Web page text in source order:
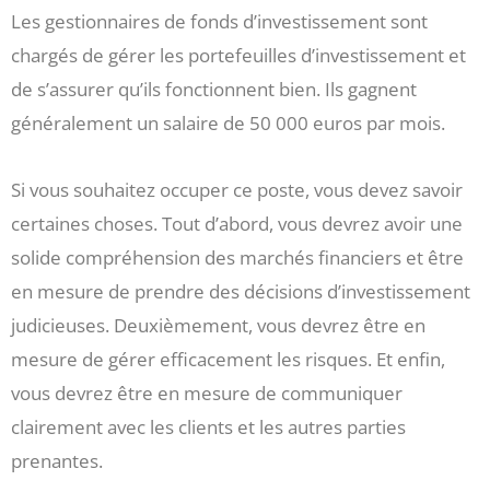
Les gestionnaires de fonds d’investissement sont
chargés de gérer les portefeuilles d’investissement et
de s’assurer qu’ils fonctionnent bien. Ils gagnent
généralement un salaire de 50 000 euros par mois.
Si vous souhaitez occuper ce poste, vous devez savoir
certaines choses. Tout d’abord, vous devrez avoir une
solide compréhension des marchés financiers et être
en mesure de prendre des décisions d’investissement
judicieuses. Deuxièmement, vous devrez être en
mesure de gérer efficacement les risques. Et enfin,
vous devrez être en mesure de communiquer
clairement avec les clients et les autres parties
prenantes.